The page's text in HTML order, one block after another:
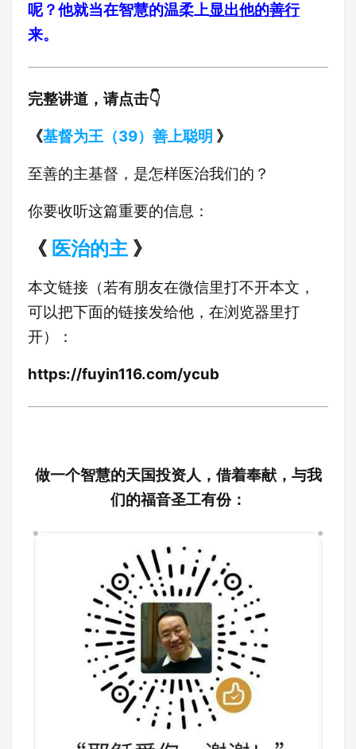
呢？他就当在智慧的温柔上显出他的善行
来。
完整讲道，请点击👇
《基督为王（39）善上聪明 》
至善的主基督，是怎样医治我们的？
你要收听这篇重要的信息：
《 医治的主 》
本文链接（若有朋友在微信里打不开本文，
可以把下面的链接发给他，在浏览器里打
开）：
https://fuyin116.com/ycub
做一个智慧的天国投资人，借着奉献，与我
们的福音圣工有份：